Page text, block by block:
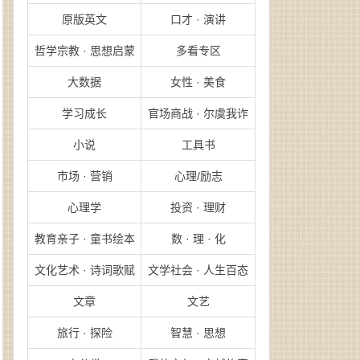
原版英文 口才 · 演讲
哲学宗教 · 思想启蒙 多看专区
大数据 女性 · 美食
学习成长 官场商战 · 尔虞我诈
小说 工具书
市场 · 营销 心理/励志
心理学 投资 · 理财
教育亲子 · 童书绘本 数 · 理 · 化
文化艺术 · 诗词歌赋 文学社会 · 人生百态
文章 文艺
旅行 · 探险 智慧 · 思想